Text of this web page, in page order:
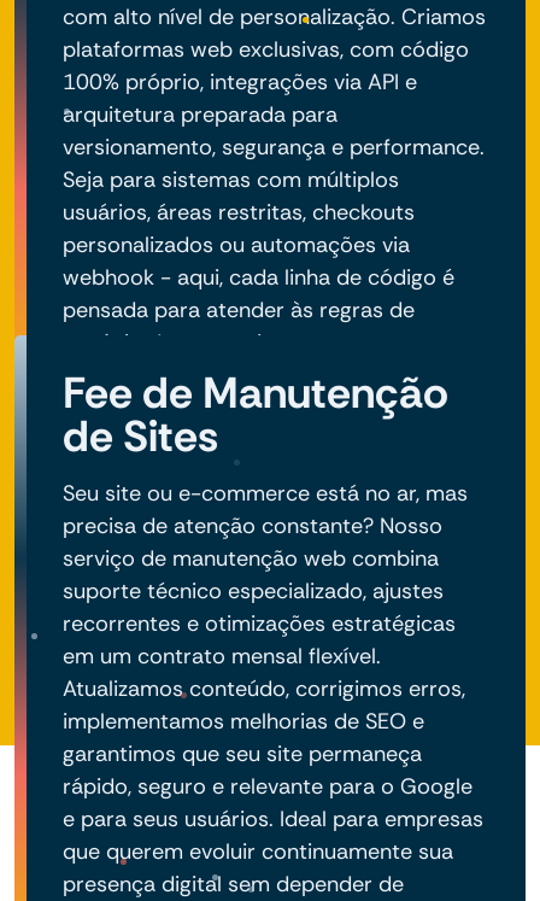
com alto nível de personalização. Criamos
plataformas web exclusivas, com código
100% próprio, integrações via API e
arquitetura preparada para
versionamento, segurança e performance.
Seja para sistemas com múltiplos
usuários, áreas restritas, checkouts
personalizados ou automações via
webhook - aqui, cada linha de código é
pensada para atender às regras de
negócio do seu projeto.
Fee de Manutenção
de Sites
Seu site ou e-commerce está no ar, mas
precisa de atenção constante? Nosso
serviço de manutenção web combina
suporte técnico especializado, ajustes
recorrentes e otimizações estratégicas
em um contrato mensal flexível.
Atualizamos conteúdo, corrigimos erros,
implementamos melhorias de SEO e
garantimos que seu site permaneça
rápido, seguro e relevante para o Google
e para seus usuários. Ideal para empresas
que querem evoluir continuamente sua
presença digital sem depender de